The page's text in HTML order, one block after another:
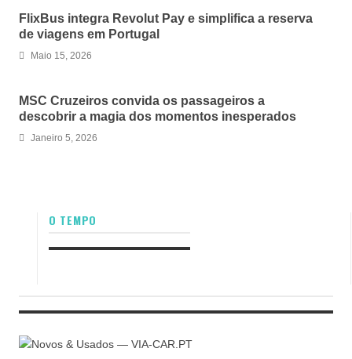
FlixBus integra Revolut Pay e simplifica a reserva
de viagens em Portugal
Maio 15, 2026
MSC Cruzeiros convida os passageiros a
descobrir a magia dos momentos inesperados
Janeiro 5, 2026
O TEMPO